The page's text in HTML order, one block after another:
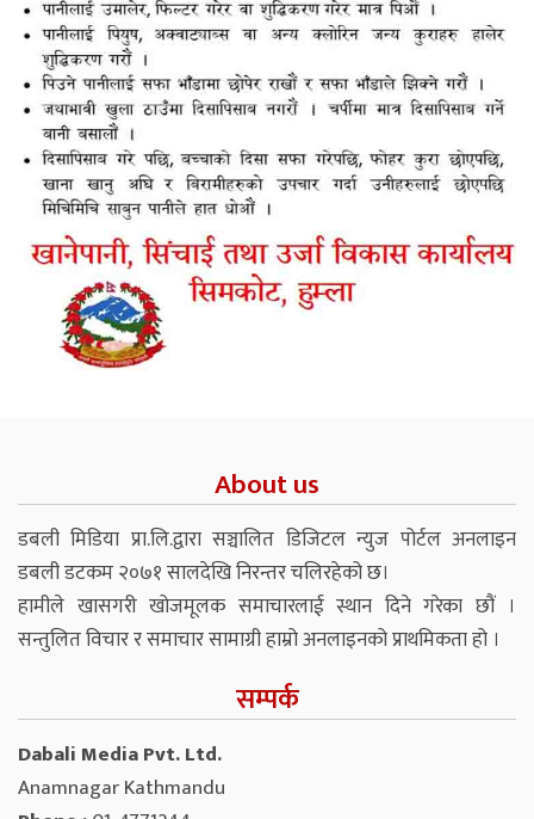
About us
डबली मिडिया प्रा.लि.द्वारा सञ्चालित डिजिटल न्युज पोर्टल अनलाइन
डबली डटकम २०७१ सालदेखि निरन्तर चलिरहेको छ।
हामीले खासगरी खोजमूलक समाचारलाई स्थान दिने गरेका छौं ।
सन्तुलित विचार र समाचार सामाग्री हाम्रो अनलाइनको प्राथमिकता हो ।
सम्पर्क
Dabali Media Pvt. Ltd.
Anamnagar Kathmandu